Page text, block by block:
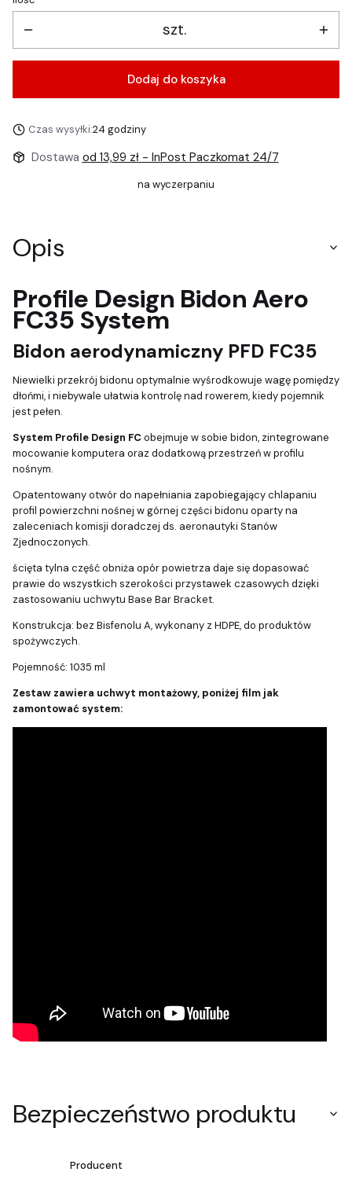
szt.
Dodaj do koszyka
Czas wysyłki:24 godziny
Dostawa od 13,99 zł - InPost Paczkomat 24/7
na wyczerpaniu
Opis
Profile Design Bidon Aero
FC35 System
Bidon aerodynamiczny PFD FC35
Niewielki przekrój bidonu optymalnie wyśrodkowuje wagę pomiędzy
dłońmi, i niebywale ułatwia kontrolę nad rowerem, kiedy pojemnik
jest pełen.
System Profile Design FCobejmuje w sobie bidon, zintegrowane
mocowanie komputera oraz dodatkową przestrzeń w profilu
nośnym.
Opatentowany otwór do napełniania zapobiegający chlapaniu
profil powierzchni nośnej w górnej części bidonu oparty na
zaleceniach komisji doradczej ds. aeronautyki Stanów
Zjednoczonych.
ścięta tylna część obniża opór powietrza daje się dopasować
prawie do wszystkich szerokości przystawek czasowych dzięki
zastosowaniu uchwytu Base Bar Bracket.
Konstrukcja: bez Bisfenolu A, wykonany z HDPE, do produktów
spożywczych.
Pojemność: 1035 ml
Zestaw zawiera uchwyt montażowy, poniżej film jak
zamontować system:
Bezpieczeństwo produktu
Producent